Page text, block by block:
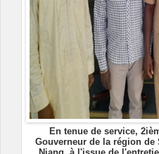
En tenue de service,
Gouverneur de la région